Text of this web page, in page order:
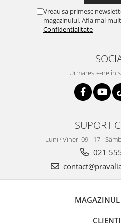
Vreau sa primesc
magazinului. Afla mai
Confidentialitate
Urmareste-ne in
SUPORT
Luni / Vineri 09 - 17 -
021
MAGAZINUL
CLIENTI